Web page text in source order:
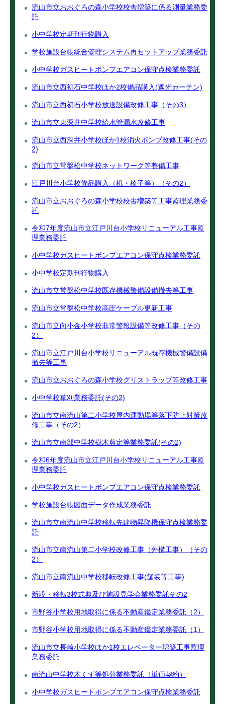
流山市立おおぐろの森小学校校舎増築に係る測量業務委
託
小中学校定期刊行物購入
学校施設台帳統合管理システム再セットアップ業務委託
小中学校ガスヒートポンプエアコン保守点検業務委託
流山市立西初石中学校ほか2校備品購入(遮光カーテン)
流山市立西初石小学校放送設備改修工事（その3）
流山市立東深井中学校給水管漏水改修工事
流山市立西深井小学校ほか1校消火ポンプ改修工事(その
2)
流山市立常盤松中学校ネットワーク等整備工事
江戸川台小学校備品購入（机・椅子等）（その2）
流山市立おおぐろの森小学校校舎増築等工事監理業務委
託
令和7年度流山市立江戸川台小学校リニューアル工事監
理業務委託
小中学校ガスヒートポンプエアコン保守点検業務委託
小中学校定期刊行物購入
流山市立常盤松中学校既存機械警備設備撤去等工事
流山市立常盤松中学校高圧ケーブル更新工事
流山市立向小金小学校非常警報設備等改修工事（その
2）
流山市立江戸川台小学校リニューアル既存機械警備設備
撤去等工事
流山市立おおぐろの森小学校グリストラップ等改修工事
小中学校草刈業務委託(その2)
流山市立南流山第二小学校屋内運動場等落下防止対策改
修工事（その2）
流山市立南部中学校樹木剪定等業務委託(その2)
令和6年度流山市立江戸川台小学校リニューアル工事監
理業務委託
小中学校ガスヒートポンプエアコン保守点検業務委託
学校施設台帳図面データ作成業務委託
流山市立南流山中学校移転先建物昇降機保守点検業務委
託
流山市立南流山第二小学校改修工事（外構工事）（その
2）
流山市立南流山中学校移転改修工事(舗装等工事)
新設・移転3校式典及び施設見学会業務委託その2
市野谷小学校用地取得に係る不動産鑑定業務委託（2）
市野谷小学校用地取得に係る不動産鑑定業務委託（1）
流山市立長崎小学校ほか1校エレベーター増築工事監理
業務委託
南流山中学校木くず等処分業務委託（単価契約）
小中学校ガスヒートポンプエアコン保守点検業務委託